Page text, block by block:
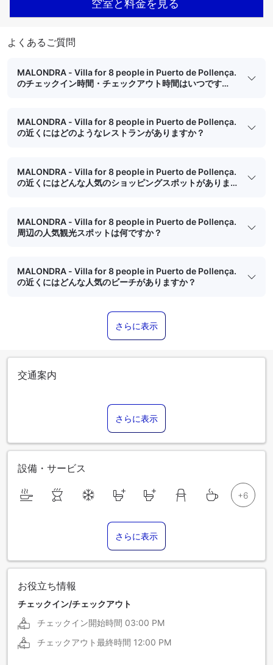
空室と料金を見る
よくあるご質問
MALONDRA - Villa for 8 people in Puerto de Pollença.
のチェックイン時間・チェックアウト時間はいつです
MALONDRA - Villa for 8 people in Puerto de Pollença.
の近くにはどのようなレストランがありますか？
MALONDRA - Villa for 8 people in Puerto de Pollença.
の近くにはどんな人気のショッピングスポットがありま
MALONDRA - Villa for 8 people in Puerto de Pollença.
周辺の人気観光スポットは何ですか？
MALONDRA - Villa for 8 people in Puerto de Pollença.
の近くにはどんな人気のビーチがありますか？
さらに表示
交通案内
さらに表示
設備・サービス
さらに表示
お役立ち情報
チェックイン/チェックアウト
チェックイン開始時間 03:00 PM
チェックアウト最終時間 12:00 PM